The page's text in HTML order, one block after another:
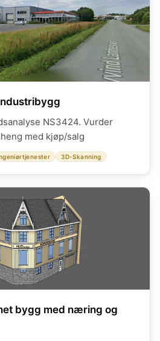
NS3424. Vurder
med kjøp/salg
3D-Skanning
bygg med næring og